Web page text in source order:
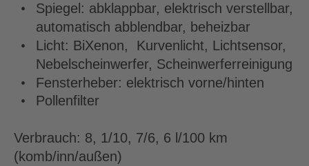
•
Spiegel: abklappbar, elektrisch verstellbar,
automatisch abblendbar, beheizbar
•
Licht: BiXenon,  Kurvenlicht, Lichtsensor,
Nebelscheinwerfer, Scheinwerferreinigung
•
Fensterheber: elektrisch vorne/hinten
•
Pollenfilter
Verbrauch: 8, 1/10, 7/6, 6 l/100 km
(komb/inn/außen)